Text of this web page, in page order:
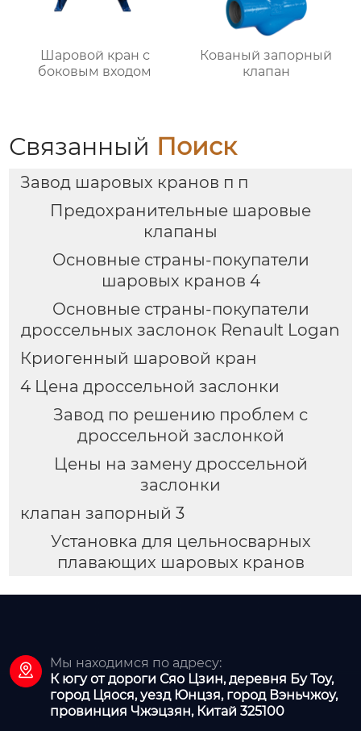
Шаровой кран с
боковым входом
Кованый запорный
клапан
Связанный Поиск
Завод шаровых кранов п п
Предохранительные шаровые
клапаны
Основные страны-покупатели
шаровых кранов 4
Основные страны-покупатели
дроссельных заслонок Renault Logan
Криогенный шаровой кран
4 Цена дроссельной заслонки
Завод по решению проблем с
дроссельной заслонкой
Цены на замену дроссельной
заслонки
клапан запорный 3
Установка для цельносварных
плавающих шаровых кранов

Мы находимся по адресу:
К югу от дороги Сяо Цзин, деревня Бу Тоу,
город Цяося, уезд Юнцзя, город Вэньчжоу,
провинция Чжэцзян, Китай 325100